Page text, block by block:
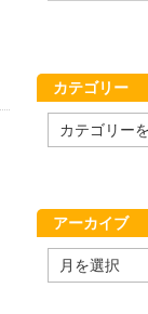
カテゴリー
テ
ー
アーカイブ
ー